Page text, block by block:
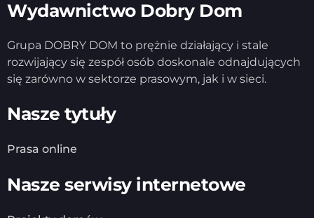
Wydawnictwo Dobry Dom
Grupa DOBRY DOM to prężnie działający i stale
rozwijający się zespół osób doskonale odnajdujących
się zarówno w sektorze prasowym, jak i w sieci.
Nasze tytuły
Prasa online
Nasze serwisy internetowe